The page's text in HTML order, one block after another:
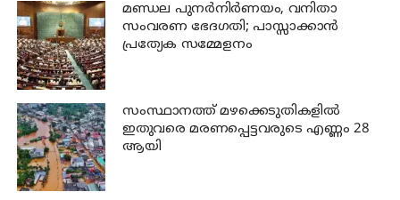
മണ്ഡല പുനർനിർണയം, വനിതാ
സംവരണ ഭേദഗതി; പാസ്സാക്കാൻ
പ്രത്യേക സമ്മേളനം
സംസ്ഥാനത്ത് മഴക്കെടുതികളില്‍
ഇതുവരെ മരണപ്പെട്ടവരുടെ എണ്ണം 28
ആയി